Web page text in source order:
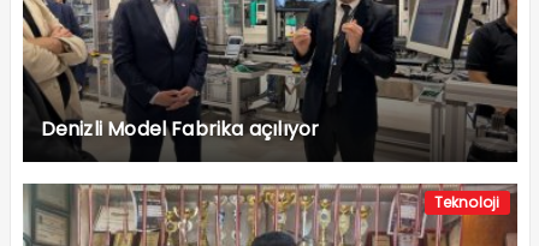
Denizli Model Fabrika açılıyor
Teknoloji